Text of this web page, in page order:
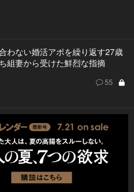
わない婚活アポを繰り返す27歳
組妻から受けた鮮烈な指摘
55